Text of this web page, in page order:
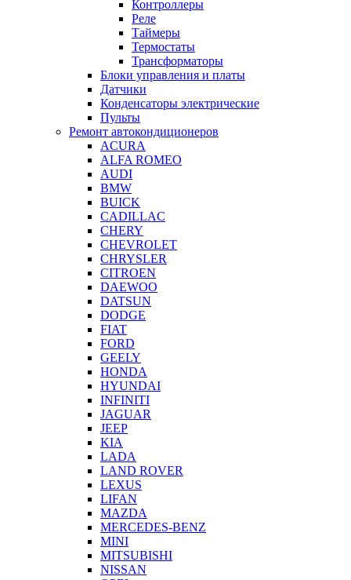
Контроллеры
Реле
Таймеры
Термостаты
Трансформаторы
Блоки управления и платы
Датчики
Конденсаторы электрические
Пульты
Ремонт автокондиционеров
ACURA
ALFA ROMEO
AUDI
BMW
BUICK
CADILLAC
CHERY
CHEVROLET
CHRYSLER
CITROEN
DAEWOO
DATSUN
DODGE
FIAT
FORD
GEELY
HONDA
HYUNDAI
INFINITI
JAGUAR
JEEP
KIA
LADA
LAND ROVER
LEXUS
LIFAN
MAZDA
MERCEDES-BENZ
MINI
MITSUBISHI
NISSAN